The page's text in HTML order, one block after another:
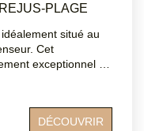
PLAGE
situé au
Cet
exceptionnel à
studio
d'un séjour, d'une
équipé (plaques,
DÉCOUVRIR